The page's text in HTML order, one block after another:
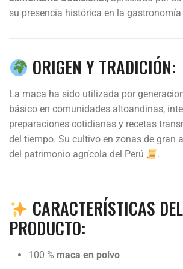
su presencia histórica en la gastronomía
ORIGEN Y TRADICIÓN:
La maca ha sido utilizada por
básico en comunidades altoandinas,
preparaciones cotidianas y recetas
del tiempo. Su cultivo en zonas de gran
del patrimonio agrícola del Perú
.
CARACTERÍSTICAS DEL
PRODUCTO:
100 % maca en polvo